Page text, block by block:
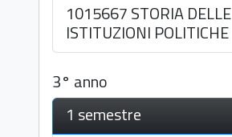
1015667 STORIA DELLE
ISTITUZIONI POLITICHE
3° anno
1 semestre